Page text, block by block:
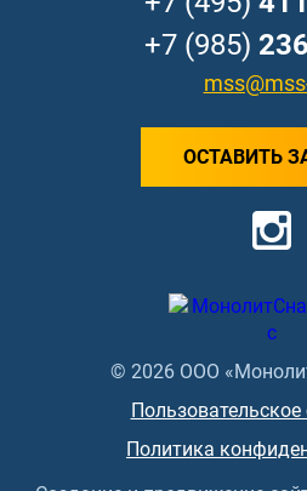
© 2026 ООО
Политика
+7 (985)
ОСТАВИТЬ